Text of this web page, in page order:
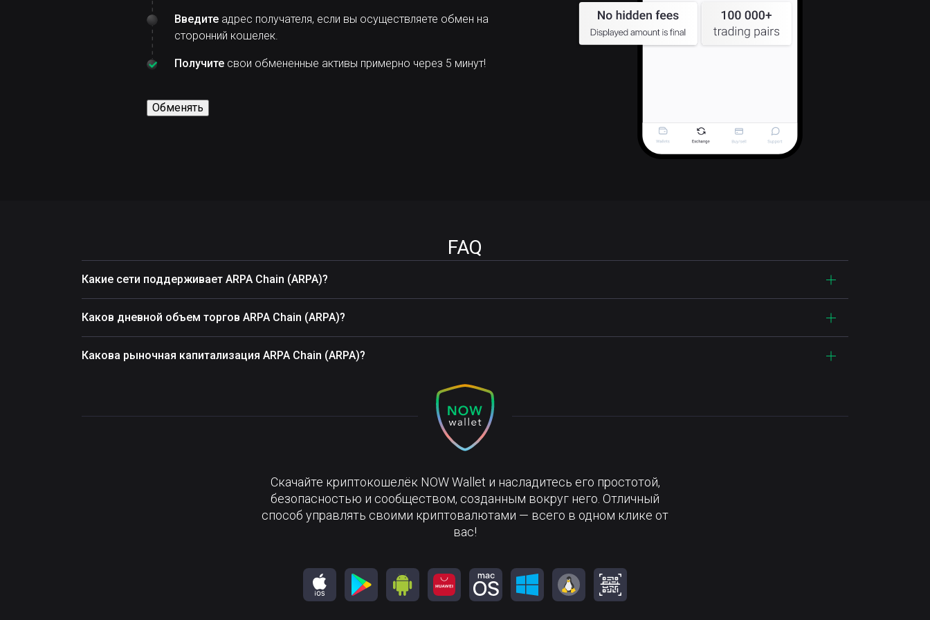
Введите адрес получателя, если вы осуществляете обмен на
сторонний кошелек.
Получите свои обмененные активы примерно через 5 минут!
Обменять
FAQ
Какие сети поддерживает ARPA Chain (ARPA)?
Каков дневной объем торгов ARPA Chain (ARPA)?
Какова рыночная капитализация ARPA Chain (ARPA)?
Скачайте криптокошелёк NOW Wallet и насладитесь его простотой,
безопасностью и сообществом, созданным вокруг него. Отличный
способ управлять своими криптовалютами — всего в одном клике от
вас!